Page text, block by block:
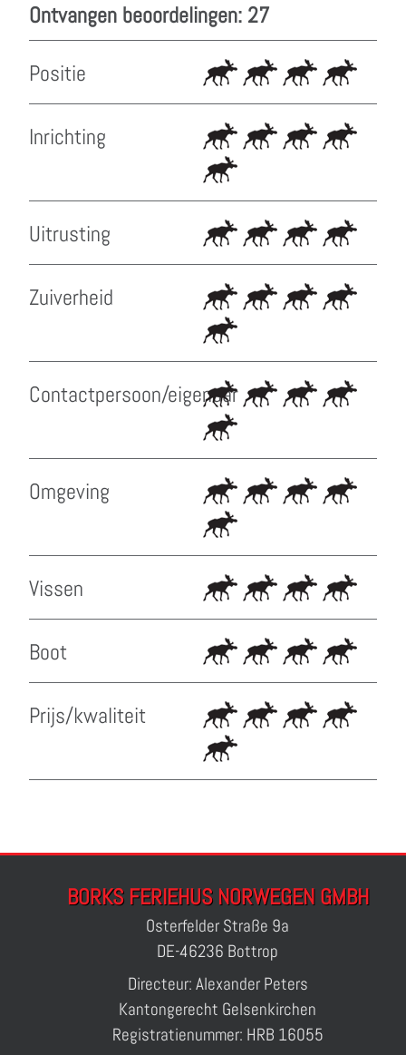
Ontvangen beoordelingen: 27
Positie
Inrichting
Uitrusting
Zuiverheid
Contactpersoon/eigenaar
Omgeving
Vissen
Boot
Prijs/kwaliteit
BORKS FERIEHUS NORWEGEN GMBH
Osterfelder Straße 9a
DE-46236 Bottrop
Directeur: Alexander Peters
Kantongerecht Gelsenkirchen
Registratienummer: HRB 16055